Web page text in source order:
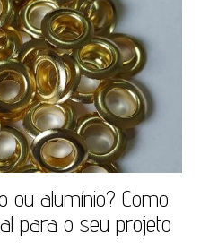
ou alumínio? Como
para o seu projeto